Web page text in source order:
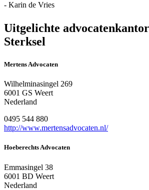
- Karin de Vries
Uitgelichte
Sterksel
Mertens Advocaten
Wilhelminasingel 269
6001 GS Weert
Nederland
0495 544 880
http://www.mertensadvocaten.nl/
Hoeberechts Advocaten
Emmasingel 38
6001 BD Weert
Nederland